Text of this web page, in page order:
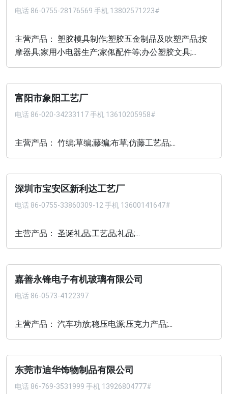
电话 86-0755-28176569 手机 13802571223#
主营产品： 塑胶模具制作;塑胶五金制品及吹塑产品;按
摩器具;家用小电器生产;家俬配件等;办公塑胶文具;...
富阳市象阳工艺厂
电话 86-020-34233117 手机 13610205958#
主营产品： 竹编;草编;藤编;布草;仿藤工艺品;...
深圳市宝安区新利达工艺厂
电话 86-0755-33860309-12 手机 13600141647#
主营产品： 圣诞礼品;工艺品;礼品;...
嘉善永锋电子有机玻璃有限公司
电话 86-0573-4122397
主营产品： 汽车功放;稳压电源;压克力产品;...
东莞市迪华饰物制品有限公司
电话 86-769-3531999 手机 13926804777#